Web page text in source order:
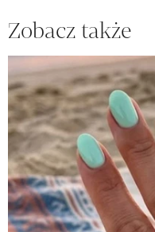
Zobacz także